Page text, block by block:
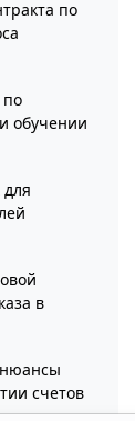
по
по
обучении
в
счетов